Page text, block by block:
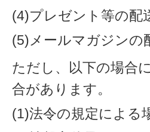
(4)プレゼント等の配
(5)メールマガジンの
ただし、以下の場合
合があります。
(1)法令の規定による